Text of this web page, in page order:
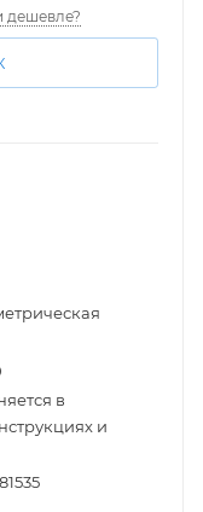
дешевле?
в
и